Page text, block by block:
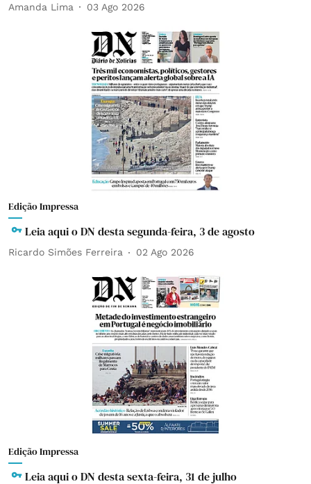
Amanda Lima 03 Ago 2026
Edição Impressa
Leia aqui o DN desta segunda-feira, 3 de agosto
Ricardo Simões Ferreira 02 Ago 2026
Edição Impressa
Leia aqui o DN desta sexta-feira, 31 de julho